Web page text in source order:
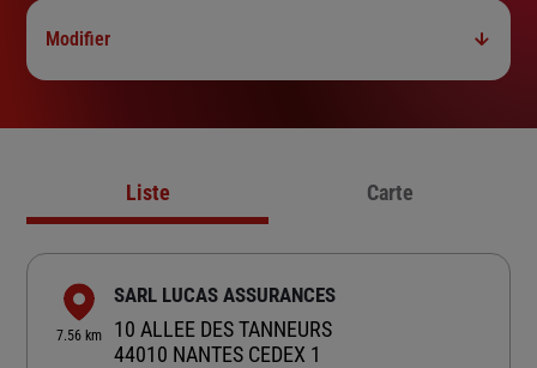
Modifier
Liste Carte
7.56 km
SARL LUCAS ASSURANCES
10 ALLEE DES TANNEURS
44010 NANTES CEDEX 1